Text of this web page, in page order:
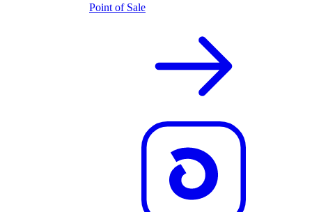
Point of Sale